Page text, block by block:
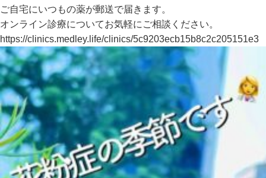
ご自宅にいつもの薬が郵送で届きます。
オンライン診療についてお気軽にご相談ください。
https://clinics.medley.life/clinics/5c9203ecb15b8c2c205151e3